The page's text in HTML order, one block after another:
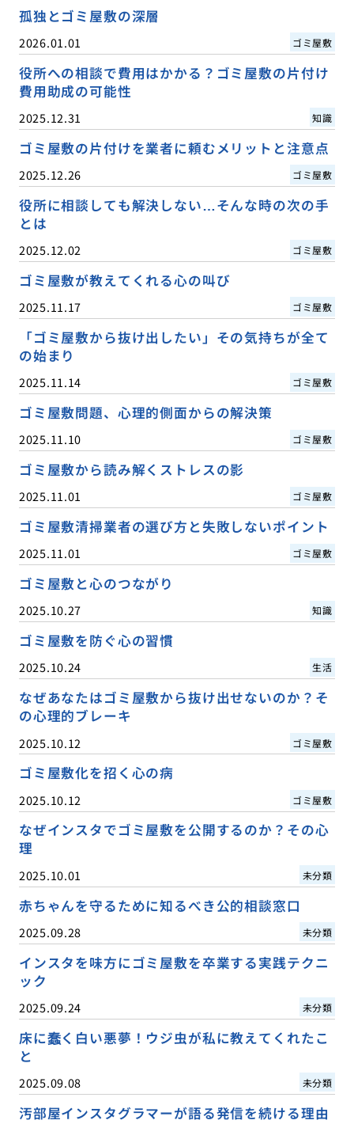
孤独とゴミ屋敷の深層
2026.01.01 ゴミ屋敷
役所への相談で費用はかかる？ゴミ屋敷の片付け
費用助成の可能性
2025.12.31 知識
ゴミ屋敷の片付けを業者に頼むメリットと注意点
2025.12.26 ゴミ屋敷
役所に相談しても解決しない…そんな時の次の手
とは
2025.12.02 ゴミ屋敷
ゴミ屋敷が教えてくれる心の叫び
2025.11.17 ゴミ屋敷
「ゴミ屋敷から抜け出したい」その気持ちが全て
の始まり
2025.11.14 ゴミ屋敷
ゴミ屋敷問題、心理的側面からの解決策
2025.11.10 ゴミ屋敷
ゴミ屋敷から読み解くストレスの影
2025.11.01 ゴミ屋敷
ゴミ屋敷清掃業者の選び方と失敗しないポイント
2025.11.01 ゴミ屋敷
ゴミ屋敷と心のつながり
2025.10.27 知識
ゴミ屋敷を防ぐ心の習慣
2025.10.24 生活
なぜあなたはゴミ屋敷から抜け出せないのか？そ
の心理的ブレーキ
2025.10.12 ゴミ屋敷
ゴミ屋敷化を招く心の病
2025.10.12 ゴミ屋敷
なぜインスタでゴミ屋敷を公開するのか？その心
理
2025.10.01 未分類
赤ちゃんを守るために知るべき公的相談窓口
2025.09.28 未分類
インスタを味方にゴミ屋敷を卒業する実践テクニ
ック
2025.09.24 未分類
床に蠢く白い悪夢！ウジ虫が私に教えてくれたこ
と
2025.09.08 未分類
汚部屋インスタグラマーが語る発信を続ける理由